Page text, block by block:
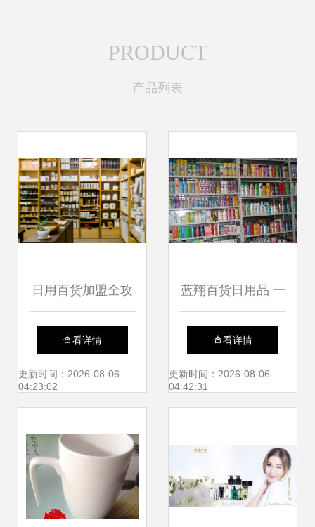
PRODUCT
产品列表
日用百货加盟全攻
略 从零起步，开启
您的零售事业
查看详情
更新时间：2026-08-06
04:23:02
蓝翔百货日用品 一
站式满足您的日常
所需
查看详情
更新时间：2026-08-06
04:42:31